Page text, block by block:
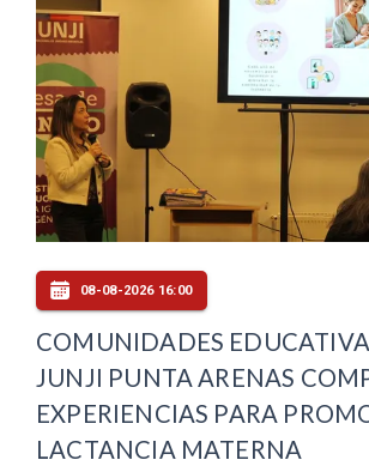
08-08-2026 16:00
COMUNIDADES
JUNJI PUNTA ARENAS
EXPERIENCIAS PARA
LACTANCIA MATERNA